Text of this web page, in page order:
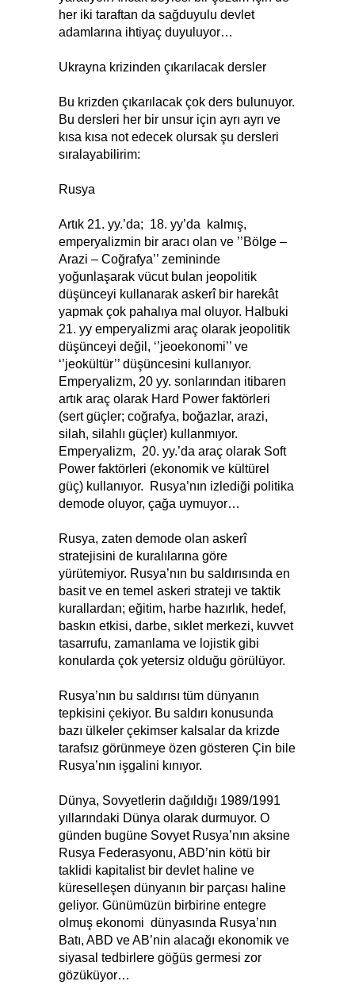
her iki taraftan da sağduyulu devlet
adamlarına ihtiyaç duyuluyor…
Ukrayna krizinden çıkarılacak dersler
Bu krizden çıkarılacak çok ders bulunuyor.
Bu dersleri her bir unsur için ayrı ayrı ve
kısa kısa not edecek olursak şu dersleri
sıralayabilirim:
Rusya
Artık 21. yy.’da; 18. yy’da kalmış,
emperyalizmin bir aracı olan ve ’’Bölge –
Arazi – Coğrafya’’ zemininde
yoğunlaşarak vücut bulan jeopolitik
düşünceyi kullanarak askerî bir harekât
yapmak çok pahalıya mal oluyor. Halbuki
21. yy emperyalizmi araç olarak jeopolitik
düşünceyi değil, ‘’jeoekonomi’’ ve
‘’jeokültür’’ düşüncesini kullanıyor.
Emperyalizm, 20 yy. sonlarından itibaren
artık araç olarak Hard Power faktörleri
(sert güçler; coğrafya, boğazlar, arazi,
silah, silahlı güçler) kullanmıyor.
Emperyalizm, 20. yy.’da araç olarak Soft
Power faktörleri (ekonomik ve kültürel
güç) kullanıyor. Rusya’nın izlediği politika
demode oluyor, çağa uymuyor…
Rusya, zaten demode olan askerî
stratejisini de kuralılarına göre
yürütemiyor. Rusya’nın bu saldırısında en
basit ve en temel askeri strateji ve taktik
kurallardan; eğitim, harbe hazırlık, hedef,
baskın etkisi, darbe, sıklet merkezi, kuvvet
tasarrufu, zamanlama ve lojistik gibi
konularda çok yetersiz olduğu görülüyor.
Rusya’nın bu saldırısı tüm dünyanın
tepkisini çekiyor. Bu saldırı konusunda
bazı ülkeler çekimser kalsalar da krizde
tarafsız görünmeye özen gösteren Çin bile
Rusya’nın işgalini kınıyor.
Dünya, Sovyetlerin dağıldığı 1989/1991
yıllarındaki Dünya olarak durmuyor. O
günden bugüne Sovyet Rusya’nın aksine
Rusya Federasyonu, ABD’nin kötü bir
taklidi kapitalist bir devlet haline ve
küreselleşen dünyanın bir parçası haline
geliyor. Günümüzün birbirine entegre
olmuş ekonomi dünyasında Rusya’nın
Batı, ABD ve AB’nin alacağı ekonomik ve
siyasal tedbirlere göğüs germesi zor
gözüküyor…